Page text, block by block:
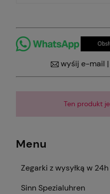
wyśij e-mail |
Ten produkt
Menu
Zegarki z wysyłką w
Sinn Spezialuhren